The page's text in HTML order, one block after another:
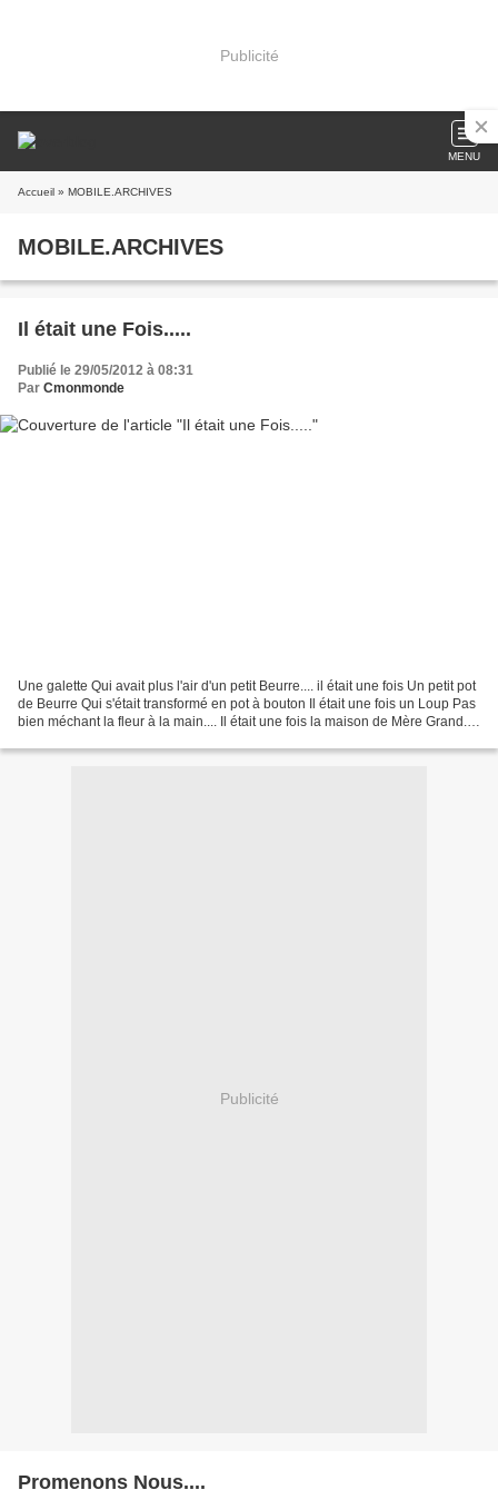
Publicité
MENU
Accueil » MOBILE.ARCHIVES
MOBILE.ARCHIVES
Il était une Fois.....
Publié le 29/05/2012 à 08:31
Par Cmonmonde
Une galette Qui avait plus l'air d'un petit Beurre.... il était une fois Un petit pot
de Beurre Qui s'était transformé en pot à bouton Il était une fois un Loup Pas
bien méchant la fleur à la main.... Il était une fois la maison de Mère Grand....
Publicité
Promenons Nous....